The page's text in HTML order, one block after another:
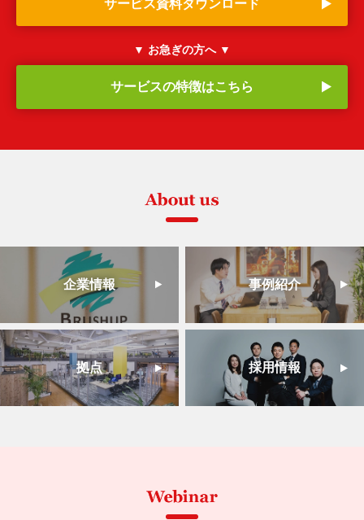
サービス資料ダウンロード
▼ お急ぎの方へ ▼
サービスの特徴はこちら
企業情報 事例紹介
拠点 採用情報